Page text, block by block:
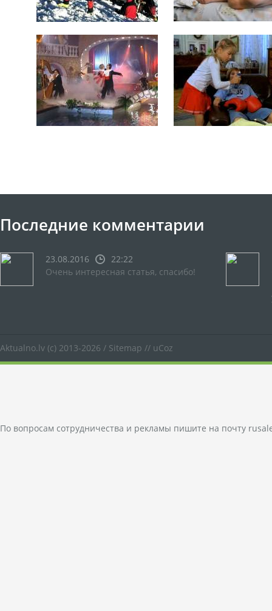
Последние комментарии
23.08.2016
22:22
Очень интересная статья, спасибо!
Aktualno.lv (c) 2013-2026 / Sitemap // uCoz
По вопросам сотрудничества и рекламы пишите на почту